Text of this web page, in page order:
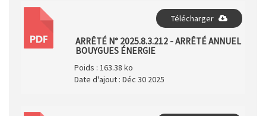
PDF
Télécharger
ARRÊTÉ N° 2025.8.3.212 - ARRÊTÉ ANNUEL
BOUYGUES ÉNERGIE
Poids : 163.38 ko
Date d'ajout : Déc 30 2025